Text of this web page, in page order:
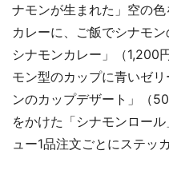
ナモンが生まれた」空の
カレーに、ご飯でシナモ
シナモンカレー」（1,200
モン型のカップに青いゼ
ンのカップデザート」（
をかけた「シナモンロー
ュー1品注文ごとにステッ